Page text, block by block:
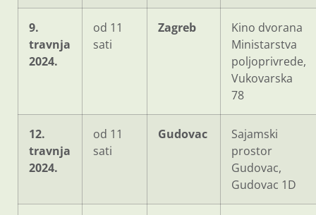
9.
travnja
2024.
od 11
sati
Zagreb
Kino dvorana
Ministarstva
poljoprivrede,
Vukovarska
78
12.
travnja
2024.
od 11
sati
Gudovac
Sajamski
prostor
Gudovac,
Gudovac 1D